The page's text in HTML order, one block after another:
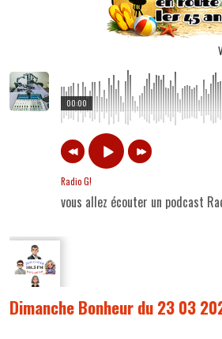
00:00
Radio G!
vous allez écouter un podcast
Dimanche Bonheur du 23 03